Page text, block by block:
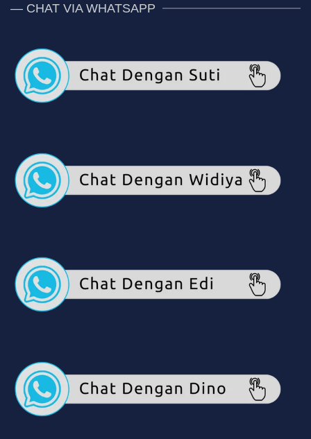
— CHAT VIA WHATSAPP